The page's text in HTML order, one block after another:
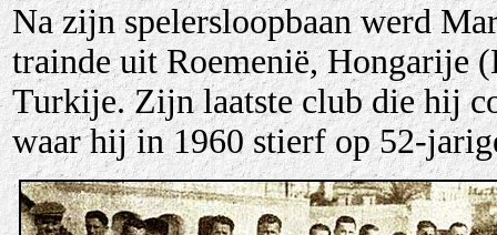
Na zijn spelersloopbaan werd
trainde uit Roemenië, Hongarije
Turkije. Zijn laatste club die hij
waar hij in 1960 stierf op 52-